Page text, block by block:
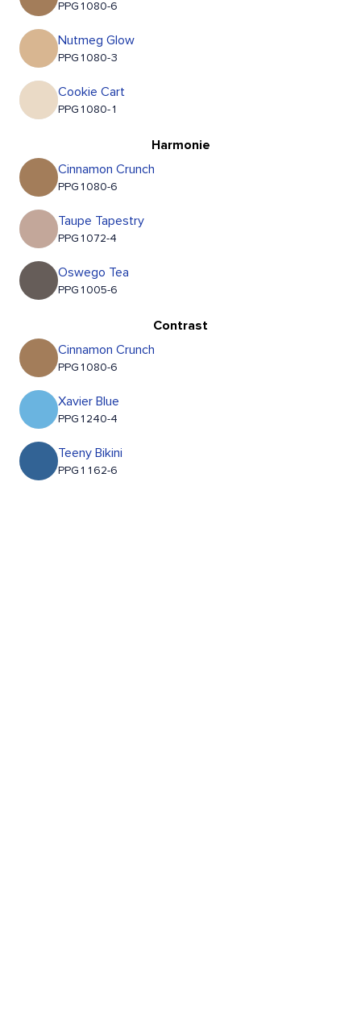
PPG1080-6
Nutmeg Glow
PPG1080-3
Cookie Cart
PPG1080-1
Harmonie
Cinnamon Crunch
PPG1080-6
Taupe Tapestry
PPG1072-4
Oswego Tea
PPG1005-6
Contrast
Cinnamon Crunch
PPG1080-6
Xavier Blue
PPG1240-4
Teeny Bikini
PPG1162-6